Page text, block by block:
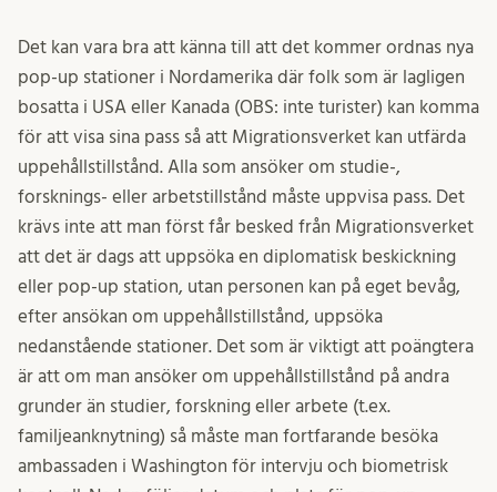
Det kan vara bra att känna till att det kommer ordnas nya
pop-up stationer i Nordamerika där folk som är lagligen
bosatta i USA eller Kanada (OBS: inte turister) kan komma
för att visa sina pass så att Migrationsverket kan utfärda
uppehållstillstånd. Alla som ansöker om studie-,
forsknings- eller arbetstillstånd måste uppvisa pass. Det
krävs inte att man först får besked från Migrationsverket
att det är dags att uppsöka en diplomatisk beskickning
eller pop-up station, utan personen kan på eget bevåg,
efter ansökan om uppehållstillstånd, uppsöka
nedanstående stationer. Det som är viktigt att poängtera
är att om man ansöker om uppehållstillstånd på andra
grunder än studier, forskning eller arbete (t.ex.
familjeanknytning) så måste man fortfarande besöka
ambassaden i Washington för intervju och biometrisk